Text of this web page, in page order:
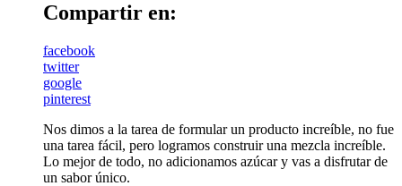
Compartir en:
facebook
twitter
google
pinterest
Nos dimos a la tarea de formular un producto increíble, no fue
una tarea fácil, pero logramos construir una mezcla increíble.
Lo mejor de todo, no adicionamos azúcar y vas a disfrutar de
un sabor único.